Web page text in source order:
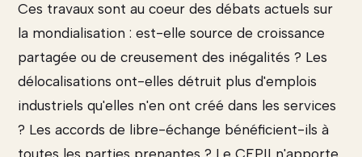
Ces travaux sont au coeur des débats actuels sur
la mondialisation : est-elle source de croissance
partagée ou de creusement des inégalités ? Les
délocalisations ont-elles détruit plus d'emplois
industriels qu'elles n'en ont créé dans les services
? Les accords de libre-échange bénéficient-ils à